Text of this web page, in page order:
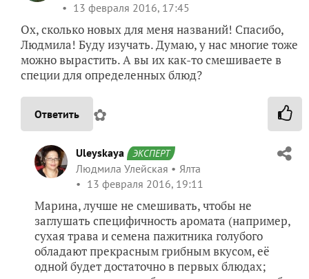
13 февраля 2016, 17:45
Ох, сколько новых для меня названий! Спасибо,
Людмила! Буду изучать. Думаю, у нас многие тоже
можно вырастить. А вы их как-то смешиваете в
специи для определенных блюд?
Ответить ✿
Uleyskaya ЭКСПЕРТ
Людмила Улейская
Ялта
13 февраля 2016, 19:11
Марина, лучше не смешивать, чтобы не
заглушать специфичность аромата (например,
сухая трава и семена пажитника голубого
обладают прекрасным грибным вкусом, её
одной будет достаточно в первых блюдах;